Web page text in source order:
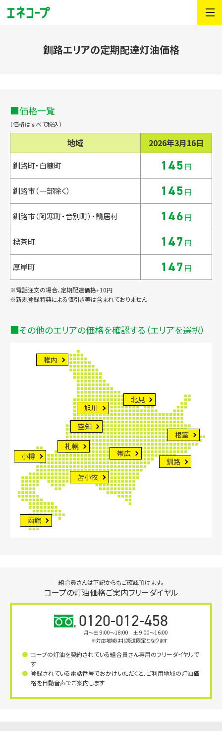
釧路エリアの定期配達灯油価格
価格一覧
（価格はすべて税込）
地域 2026年3月16日
釧路町・白糠町 145円
釧路市（一部除く） 145円
釧路市（阿寒町・音別町）・鶴居村 146円
標茶町 147円
厚岸町 147円
※電話注文の場合、定期配達価格+10円
※新規登録特典による値引き等は含まれておりません
その他のエリアの価格を確認する（エリアを選択）
札幌
小樽
苫小牧
旭川
空知
帯広
函館
釧路
北見
稚内
根室
組合員さんは下記からもご確認頂けます。
コープの灯油価格ご案内フリーダイヤル
0120-012-458
月〜金 9:00～18:00 土 9:00～16:00
※対応地域は北海道限定となります
コープの灯油を契約されている組合員さん専用のフリーダイヤルで
す
登録されている電話番号でおかけいただくと、ご利用地域の灯油価
格を自動音声でご案内します